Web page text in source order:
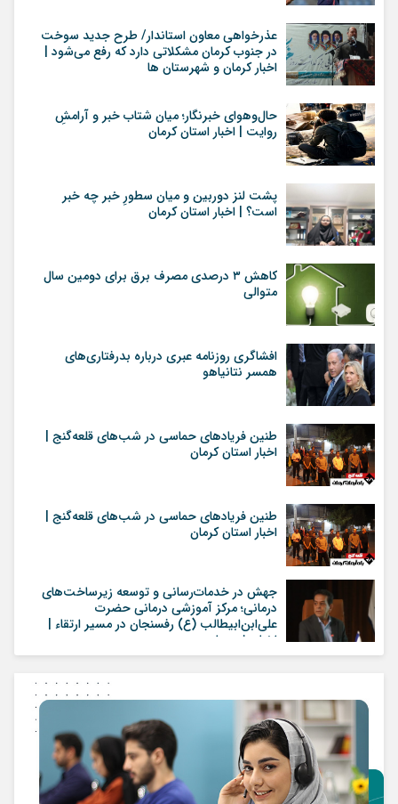
عذرخواهی معاون استاندار/ طرح جدید سوخت
در جنوب کرمان مشکلاتی دارد که رفع می‌شود |
اخبار کرمان و شهرستان ها
حال‌وهوای خبرنگار؛ میان شتاب خبر و آرامشِ
روایت | اخبار استان کرمان
پشت لنز دوربین و میان سطورِ خبر چه خبر
است؟ | اخبار استان کرمان
کاهش ۳ درصدی مصرف برق برای دومین سال
متوالی
افشاگری روزنامه عبری درباره بدرفتاری‌های
همسر نتانیاهو
طنین فریادهای حماسی در شب‌های قلعه‌گنج |
اخبار استان کرمان
طنین فریادهای حماسی در شب‌های قلعه‌گنج |
اخبار استان کرمان
جهش در خدمات‌رسانی و توسعه زیرساخت‌های
درمانی؛ مرکز آموزشی درمانی حضرت
علی‌ابن‌ابیطالب (ع) رفسنجان در مسیر ارتقاء |
اخبار رفسنجان